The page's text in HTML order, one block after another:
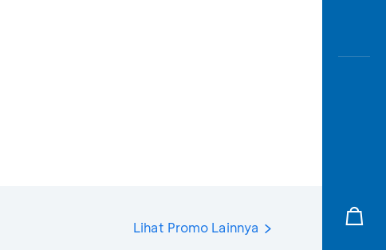
Lihat Promo Lainnya